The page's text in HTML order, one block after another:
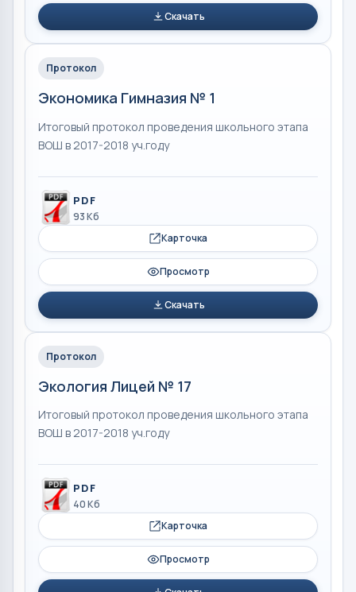
Скачать
Протокол
Экономика Гимназия № 1
Итоговый протокол проведения школьного этапа
ВОШ в 2017-2018 уч.году
PDF
93 Кб
Карточка
Просмотр
Скачать
Протокол
Экология Лицей № 17
Итоговый протокол проведения школьного этапа
ВОШ в 2017-2018 уч.году
PDF
40 Кб
Карточка
Просмотр